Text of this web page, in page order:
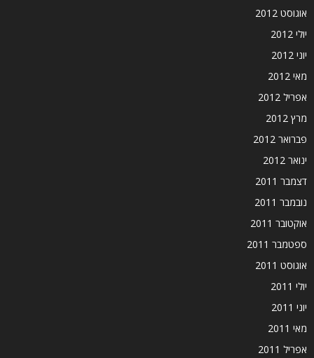
אוגוסט 2012
יולי 2012
יוני 2012
מאי 2012
אפריל 2012
מרץ 2012
פברואר 2012
ינואר 2012
דצמבר 2011
נובמבר 2011
אוקטובר 2011
ספטמבר 2011
אוגוסט 2011
יולי 2011
יוני 2011
מאי 2011
אפריל 2011